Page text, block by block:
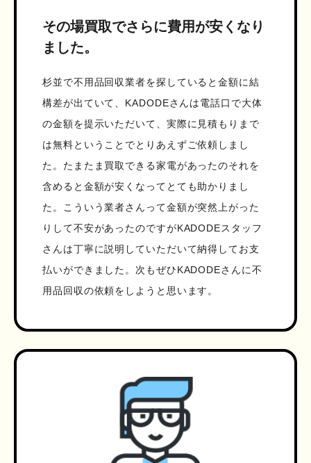
その場買取でさらに費用が安くなり
ました。
杉並で不用品回収業者を探していると金額に結
構差が出ていて、KADODEさんは電話口で大体
の金額を提示いただいて、実際に見積もりまで
は無料ということでとりあえずご依頼しまし
た。たまたま買取できる家電があったのそれを
含めると金額が安くなってとても助かりまし
た。こういう業者さんって金額が突然上がった
りして不安があったのですがKADODEスタッフ
さんは丁寧に説明していただいて納得してお支
払いができました。次もぜひKADODEさんに不
用品回収の依頼をしようと思います。